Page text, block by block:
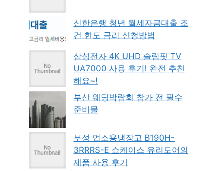
신한은행 청년 월세자금대출 조
건 한도 금리 신청방법
삼성전자 4K UHD 슬림핏 TV
UA7000 사용 후기! 완전 추천
해요~!
부산 웨딩박람회 참가 전 필수
준비물
부성 업소용냉장고 B190H-
3RRRS-E 쇼케이스 유리도어의
제품 사용 후기